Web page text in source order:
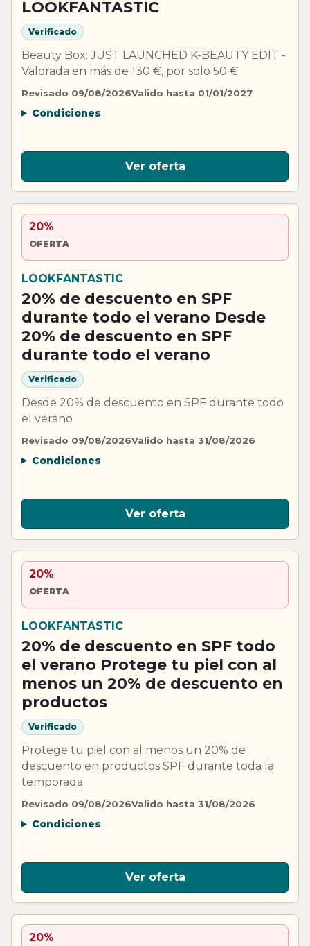
LOOKFANTASTIC
Verificado
Beauty Box: JUST LAUNCHED K-BEAUTY EDIT -
Valorada en más de 130 €, por solo 50 €
Revisado 09/08/2026Valido hasta 01/01/2027
Condiciones
Ver oferta
20%
OFERTA
LOOKFANTASTIC
20% de descuento en SPF
durante todo el verano Desde
20% de descuento en SPF
durante todo el verano
Verificado
Desde 20% de descuento en SPF durante todo
el verano
Revisado 09/08/2026Valido hasta 31/08/2026
Condiciones
Ver oferta
20%
OFERTA
LOOKFANTASTIC
20% de descuento en SPF todo
el verano Protege tu piel con al
menos un 20% de descuento en
productos
Verificado
Protege tu piel con al menos un 20% de
descuento en productos SPF durante toda la
temporada
Revisado 09/08/2026Valido hasta 31/08/2026
Condiciones
Ver oferta
20%